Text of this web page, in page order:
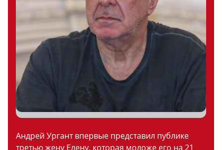
Андрей Ургант впервые представил публике
третью жену Елену, которая моложе его на 21